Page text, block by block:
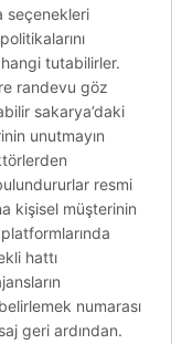
seçenekleri
tutabilirler.
randevu göz
sakarya’daki
unutmayın
resmi
kişisel müşterinin
hattı
numarası
geri ardından.